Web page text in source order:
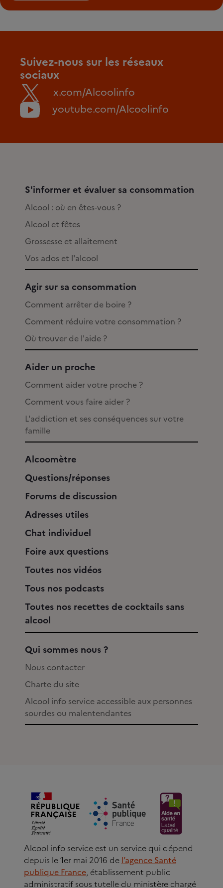
Suivez-nous sur les réseaux
sociaux
x.com/Alcoolinfo
youtube.com/Alcoolinfo
S'informer et évaluer sa consommation
Alcool : où en êtes-vous ?
Alcool et fêtes
Grossesse et allaitement
Vos ados et l'alcool
Agir sur sa consommation
Comment arrêter de boire ?
Comment réduire votre consommation ?
Où trouver de l'aide ?
Aider un proche
Comment aider votre proche ?
Comment vous faire aider ?
L'addiction et ses conséquences sur votre
famille
Alcoomètre
Questions/réponses
Forums de discussion
Adresses utiles
Chat individuel
Foire aux questions
Toutes nos vidéos
Tous nos podcasts
Toutes nos recettes de cocktails sans
alcool
Qui sommes nous ?
Nous contacter
Charte du site
Alcool info service accessible aux personnes
sourdes ou malentendantes
Alcool info service est un service qui dépend
depuis le 1er mai 2016 de l’agence Santé
publique France, établissement public
administratif sous tutelle du ministère chargé